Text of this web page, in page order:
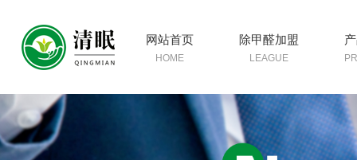
网站首页
HOME
除甲醛加盟
LEAGUE